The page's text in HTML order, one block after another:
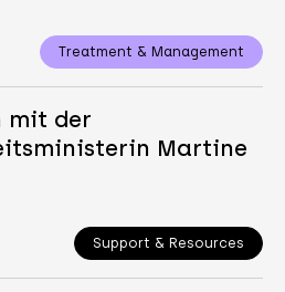
Treatment & Management
mit der
Martine
Support & Resources